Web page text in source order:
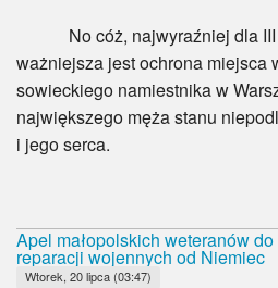
No cóż, najwyraźniej dla III
ważniejsza jest ochrona miejsca
sowieckiego namiestnika w
największego męża stanu
i jego serca.
Apel małopolskich weteranów
reparacji wojennych od Niemiec
Wtorek, 20 lipca (03:47)